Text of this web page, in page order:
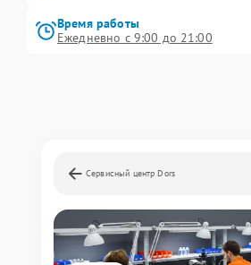
Время работы
Ежедневно с 9:00 до 21:00
Сервисный центр Dors